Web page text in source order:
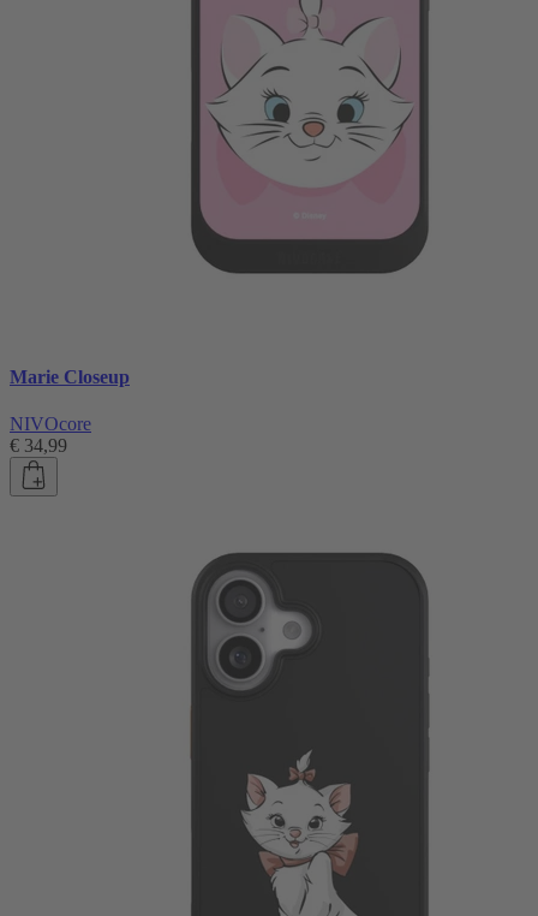
Marie Closeup
NIVOcore
€ 34,99